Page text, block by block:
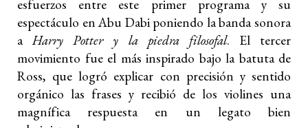
esfuerzos entre este primer programa y su
espectáculo en Abu Dabi poniendo la banda sonora
aHarry Potter y la piedra filosofal. El tercer
movimiento fue el más inspirado bajo la batuta de
Ross, que logró explicar con precisión y sentido
orgánico las frases y recibió de los violines una
magnífica respuesta en un legato bien